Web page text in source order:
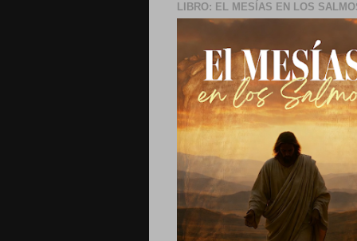
LIBRO: EL MESÍAS EN LOS